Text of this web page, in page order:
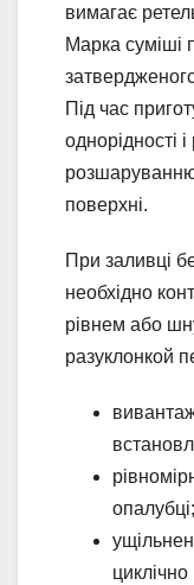
вимагає
Марка суміші
Під час
однорідності
розшаруванню
поверхні.
При заливці
необхідно
рівнем або
разуклонкой
опалубці;